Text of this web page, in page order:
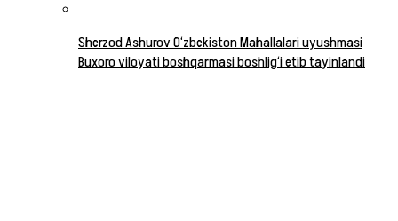
Sherzod Ashurov O‘zbekiston Mahallalari uyushmasi
Buxoro viloyati boshqarmasi boshlig‘i etib tayinlandi